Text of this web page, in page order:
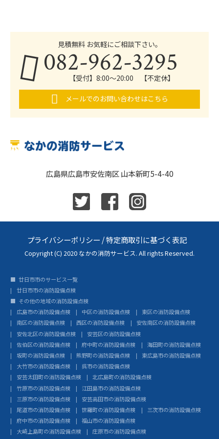
見積無料 お気軽にご相談下さい。
082-962-3295
【受付】8:00～20:00 【不定休】
メールでのお問い合わせはこちら
広島県広島市安佐南区 山本新町5-4-40
プライバシーポリシー /特定商取引に基づく表記
Copyright (C) 2020 なかの消防サービス. All rights Reserved.
廿日市市のサービス一覧
廿日市市の消防設備点検
その他の地域の消防設備点検
広島市の消防設備点検
中区の消防設備点検
東区の消防設備点検
南区の消防設備点検
西区の消防設備点検
安佐南区の消防設備点検
安佐北区の消防設備点検
安芸区の消防設備点検
佐伯区の消防設備点検
府中町の消防設備点検
海田町の消防設備点検
坂町の消防設備点検
熊野町の消防設備点検
東広島市の消防設備点検
大竹市の消防設備点検
呉市の消防設備点検
安芸太田町の消防設備点検
北広島町の消防設備点検
竹原市の消防設備点検
江田島市の消防設備点検
三原市の消防設備点検
安芸高田市の消防設備点検
尾道市の消防設備点検
世羅町の消防設備点検
三次市の消防設備点検
府中市の消防設備点検
福山市の消防設備点検
大崎上島町の消防設備点検
庄原市の消防設備点検